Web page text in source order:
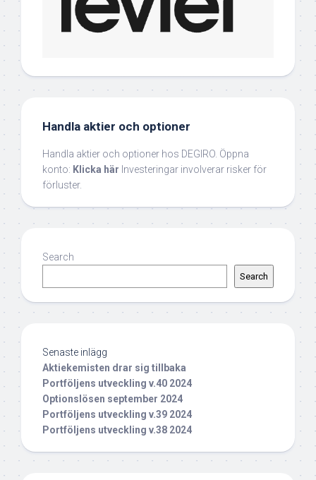
Handla aktier och optioner
Handla aktier och optioner hos DEGIRO. Öppna
konto: Klicka här Investeringar involverar risker för
förluster.
Search
Search
Senaste inlägg
Aktiekemisten drar sig tillbaka
Portföljens utveckling v.40 2024
Optionslösen september 2024
Portföljens utveckling v.39 2024
Portföljens utveckling v.38 2024